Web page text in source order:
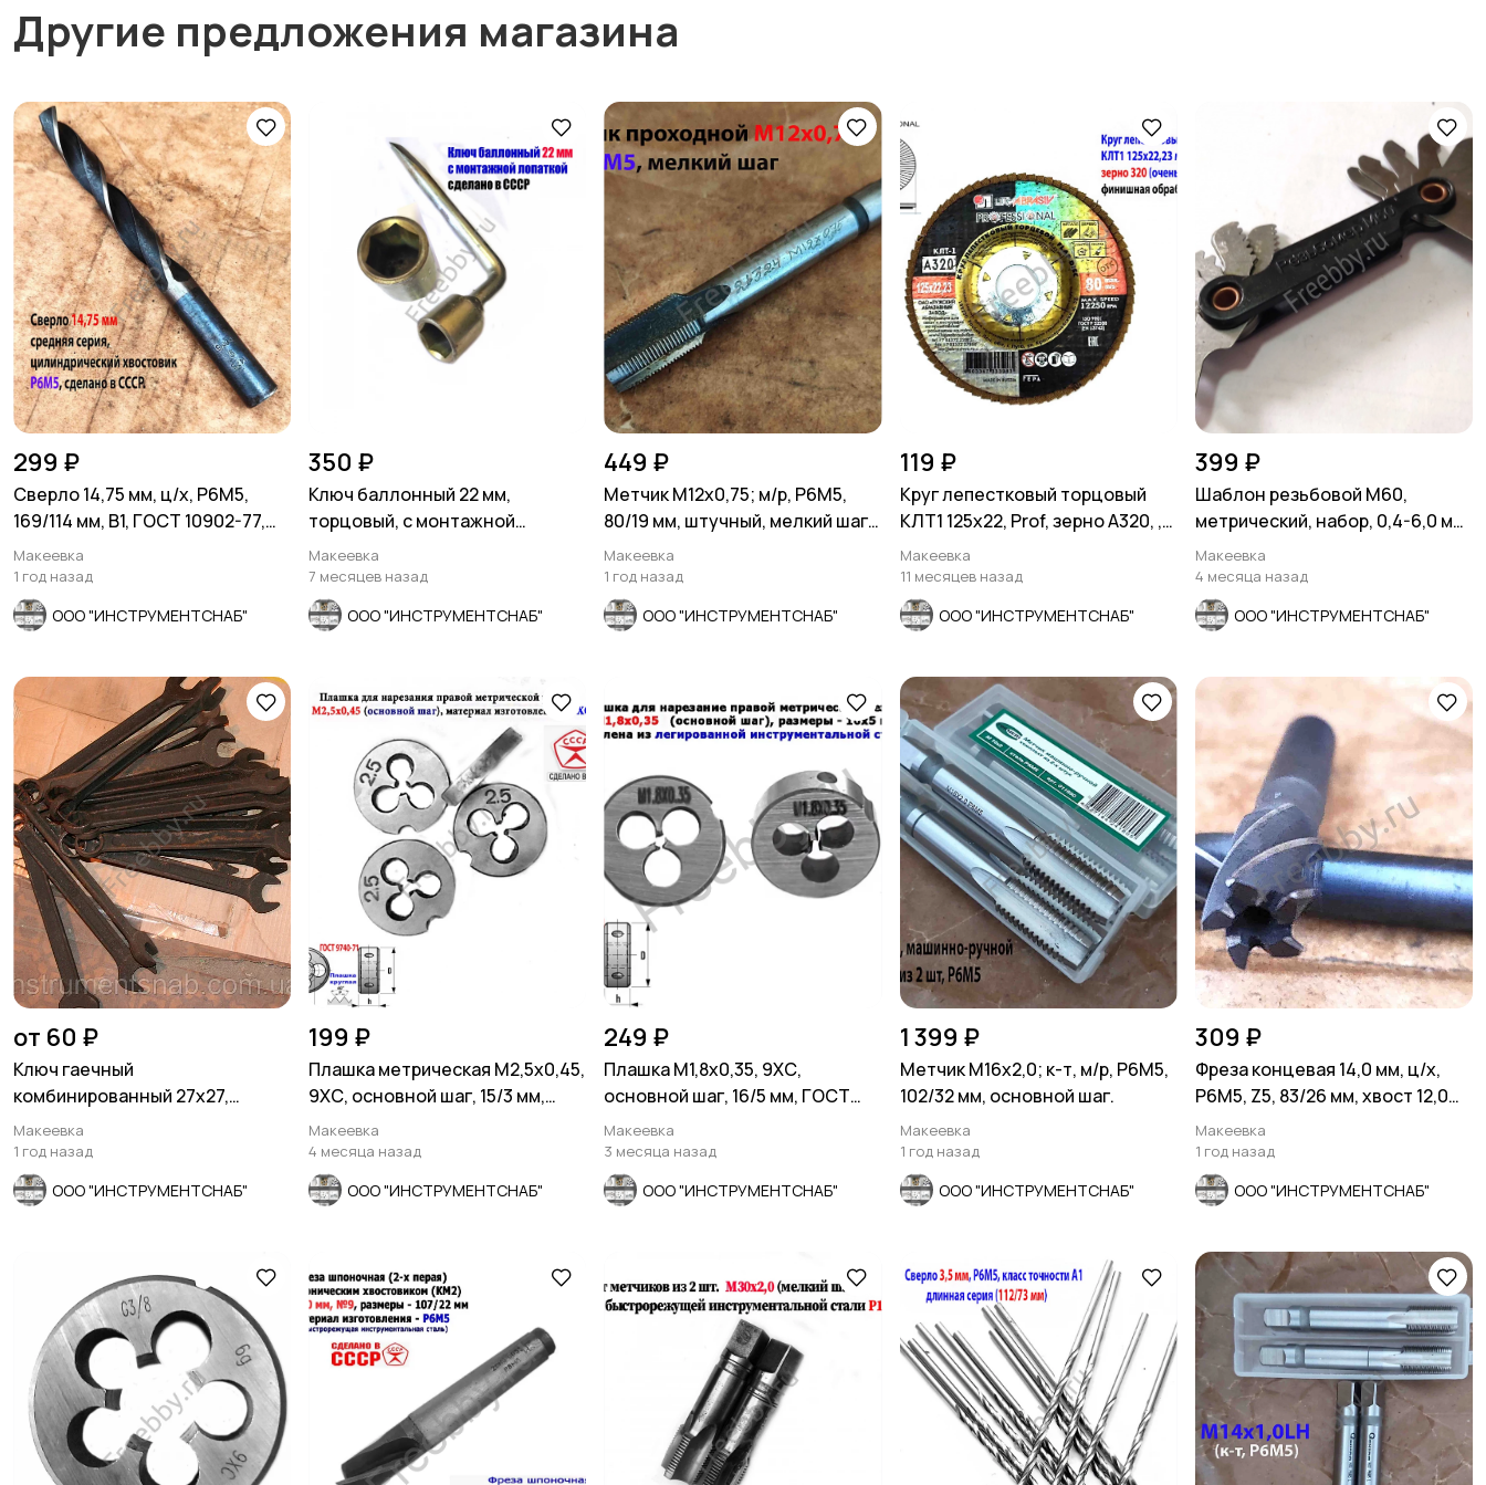
Другие предложения магазина
299 ₽
Сверло 14,75 мм, ц/х, Р6М5,
169/114 мм, В1, ГОСТ 10902-77,
сделано в СССР
Макеевка
1 год назад
ООО "ИНСТРУМЕНТСНАБ"
350 ₽
Ключ баллонный 22 мм,
торцовый, с монтажной
лопаткой, оцинков, СССР.
Макеевка
7 месяцев назад
ООО "ИНСТРУМЕНТСНАБ"
449 ₽
Метчик М12х0,75; м/р, Р6М5,
80/19 мм, штучный, мелкий шаг,
шлифов.
Макеевка
1 год назад
ООО "ИНСТРУМЕНТСНАБ"
119 ₽
Круг лепестковый торцовый
КЛТ1 125х22, Prof, зерно А320, ,
для полир.
Макеевка
11 месяцев назад
ООО "ИНСТРУМЕНТСНАБ"
399 ₽
Шаблон резьбовой М60,
метрический, набор, 0,4-6,0 мм,
20 пластин.
Макеевка
4 месяца назад
ООО "ИНСТРУМЕНТСНАБ"
от 60 ₽
Ключ гаечный
комбинированный 27х27,
рожково-накидной, черный,
СССР.
Макеевка
1 год назад
ООО "ИНСТРУМЕНТСНАБ"
199 ₽
Плашка метрическая М2,5х0,45,
9ХС, основной шаг, 15/3 мм,
СССР.
Макеевка
4 месяца назад
ООО "ИНСТРУМЕНТСНАБ"
249 ₽
Плашка М1,8х0,35, 9ХС,
основной шаг, 16/5 мм, ГОСТ
7740-71.
Макеевка
3 месяца назад
ООО "ИНСТРУМЕНТСНАБ"
1 399 ₽
Метчик М16х2,0; к-т, м/р, Р6М5,
102/32 мм, основной шаг.
Макеевка
1 год назад
ООО "ИНСТРУМЕНТСНАБ"
309 ₽
Фреза концевая 14,0 мм, ц/х,
Р6М5, Z5, 83/26 мм, хвост 12,0
мм, СССР.
Макеевка
1 год назад
ООО "ИНСТРУМЕНТСНАБ"